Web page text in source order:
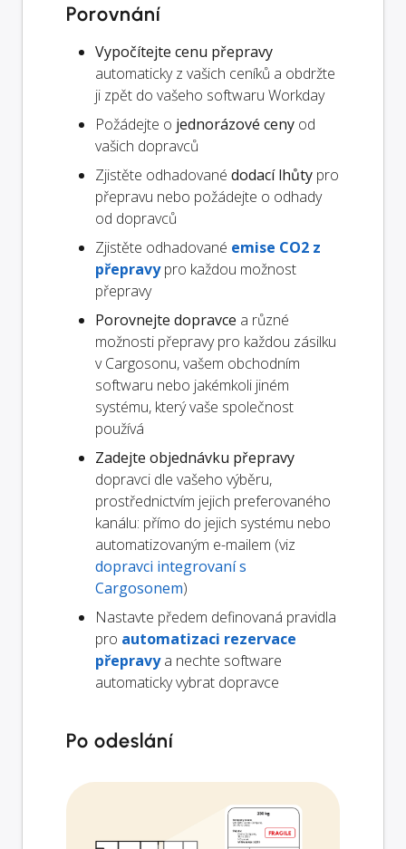
Porovnání
Vypočítejte cenu přepravy
automaticky z vašich ceníků a obdržte
ji zpět do vašeho softwaru Workday
Požádejte o jednorázové ceny od
vašich dopravců
Zjistěte odhadované dodací lhůty pro
přepravu nebo požádejte o odhady
od dopravců
Zjistěte odhadované emise CO2 z
přepravypro každou možnost
přepravy
Porovnejte dopravce a různé
možnosti přepravy pro každou zásilku
v Cargosonu, vašem obchodním
softwaru nebo jakémkoli jiném
systému, který vaše společnost
používá
Zadejte objednávku přepravy
dopravci dle vašeho výběru,
prostřednictvím jejich preferovaného
kanálu: přímo do jejich systému nebo
automatizovaným e-mailem (viz
dopravci integrovaní s
Cargosonem)
Nastavte předem definovaná pravidla
pro automatizaci rezervace
přepravya nechte software
automaticky vybrat dopravce
Po odeslání